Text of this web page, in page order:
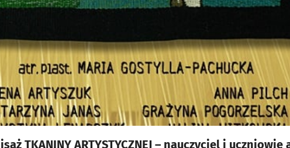
TKANINY ARTYSTYCZNEJ – nauczyciel i